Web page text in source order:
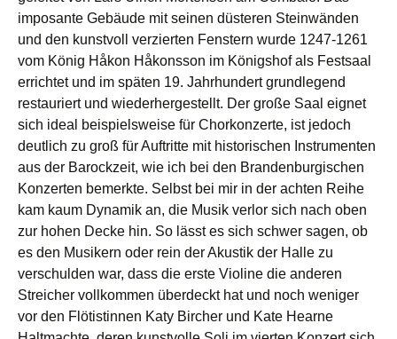
imposante Gebäude mit seinen düsteren Steinwänden
und den kunstvoll verzierten Fenstern wurde 1247-1261
vom König Håkon Håkonsson im Königshof als Festsaal
errichtet und im späten 19. Jahrhundert grundlegend
restauriert und wiederhergestellt. Der große Saal eignet
sich ideal beispielsweise für Chorkonzerte, ist jedoch
deutlich zu groß für Auftritte mit historischen Instrumenten
aus der Barockzeit, wie ich bei den Brandenburgischen
Konzerten bemerkte. Selbst bei mir in der achten Reihe
kam kaum Dynamik an, die Musik verlor sich nach oben
zur hohen Decke hin. So lässt es sich schwer sagen, ob
es den Musikern oder rein der Akustik der Halle zu
verschulden war, dass die erste Violine die anderen
Streicher vollkommen überdeckt hat und noch weniger
vor den Flötistinnen Katy Bircher und Kate Hearne